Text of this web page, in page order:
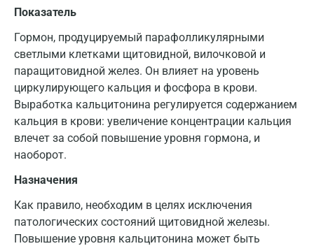
Показатель
Гормон, продуцируемый парафолликулярными
светлыми клетками щитовидной, вилочковой и
паращитовидной желез. Он влияет на уровень
циркулирующего кальция и фосфора в крови.
Выработка кальцитонина регулируется содержанием
кальция в крови: увеличение концентрации кальция
влечет за собой повышение уровня гормона, и
наоборот.
Назначения
Как правило, необходим в целях исключения
патологических состояний щитовидной железы.
Повышение уровня кальцитонина может быть